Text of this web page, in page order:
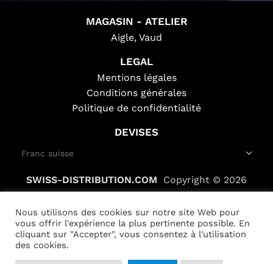
MAGASIN - ATELIER
Aigle, Vaud
LEGAL
Mentions légales
Conditions générales
Politique de confidentialité
DEVISES
SWISS-DISTRIBUTION.COM Copyright © 2026
Pneu
Fat
Bike
Nous utilisons des cookies sur notre site Web pour
vous offrir l'expérience la plus pertinente possible. En
cliquant sur "Accepter", vous consentez à l'utilisation
des cookies.